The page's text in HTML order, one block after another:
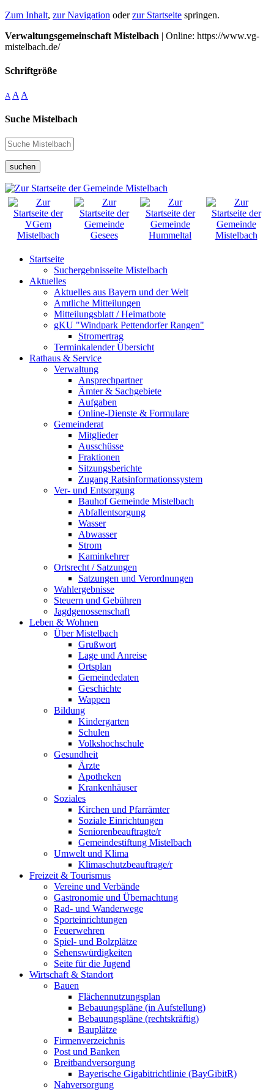
Zum Inhalt, zur Navigation oderzur Startseite springen.
Verwaltungsgemeinschaft Mistelbach | Online: https://www.vg-
mistelbach.de/
Schriftgröße
A A A
Suche Mistelbach
suchen
Startseite
Suchergebnisseite Mistelbach
Aktuelles
Aktuelles aus Bayern und der Welt
Amtliche Mitteilungen
Mitteilungsblatt / Heimatbote
gKU "Windpark Pettendorfer Rangen"
Stromertrag
Terminkalender Übersicht
Rathaus & Service
Verwaltung
Ansprechpartner
Ämter & Sachgebiete
Aufgaben
Online-Dienste & Formulare
Gemeinderat
Mitglieder
Ausschüsse
Fraktionen
Sitzungsberichte
Zugang Ratsinformationssystem
Ver- und Entsorgung
Bauhof Gemeinde Mistelbach
Abfallentsorgung
Wasser
Abwasser
Strom
Kaminkehrer
Ortsrecht / Satzungen
Satzungen und Verordnungen
Wahlergebnisse
Steuern und Gebühren
Jagdgenossenschaft
Leben & Wohnen
Über Mistelbach
Grußwort
Lage und Anreise
Ortsplan
Gemeindedaten
Geschichte
Wappen
Bildung
Kindergarten
Schulen
Volkshochschule
Gesundheit
Ärzte
Apotheken
Krankenhäuser
Soziales
Kirchen und Pfarrämter
Soziale Einrichtungen
Seniorenbeauftragte/r
Gemeindestiftung Mistelbach
Umwelt und Klima
Klimaschutzbeauftrage/r
Freizeit & Tourismus
Vereine und Verbände
Gastronomie und Übernachtung
Rad- und Wanderwege
Sporteinrichtungen
Feuerwehren
Spiel- und Bolzplätze
Sehenswürdigkeiten
Seite für die Jugend
Wirtschaft & Standort
Bauen
Flächennutzungsplan
Bebauungspläne (in Aufstellung)
Bebauungspläne (rechtskräftig)
Bauplätze
Firmenverzeichnis
Post und Banken
Breitbandversorgung
Bayerische Gigabitrichtlinie (BayGibitR)
Nahversorgung